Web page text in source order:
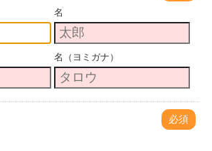
名
名（ヨミガナ）
必須